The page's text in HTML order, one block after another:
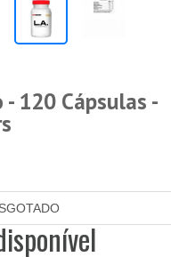
120 Cápsulas -